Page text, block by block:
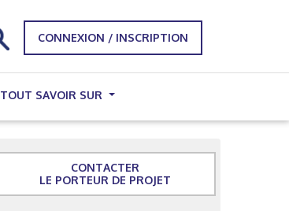
CONNEXION / INSCRIPTION
TOUT SAVOIR SUR
CONTACTER
LE PORTEUR DE PROJET